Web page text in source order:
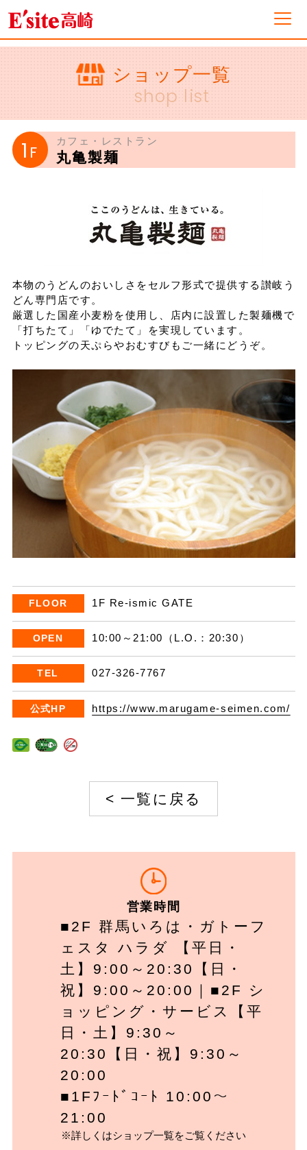
フロアガイド
ショップ一覧
イベント&ニュース
ショップニュース
採用情報
イベントスケジュール
よくある質問
お問い合わせ
出店募集
Select Language ▼
会社情報 個人情報保護方針
ショップ一覧
shop list
1 F
カフェ・レストラン
丸亀製麺
本物のうどんのおいしさをセルフ形式で提供する讃岐う
どん専門店です。
厳選した国産小麦粉を使用し、店内に設置した製麺機で
「打ちたて」「ゆでたて」を実現しています。
トッピングの天ぷらやおむすびもご一緒にどうぞ。
FLOOR 1F Re-ismic GATE
OPEN 10:00～21:00（L.O.：20:30）
TEL 027-326-7767
公式HP https://www.marugame-seimen.com/
< 一覧に戻る
営業時間
■2F 群馬いろは・ガトーフ
ェスタ ハラダ 【平日・
土】9:00～20:30【日・
祝】9:00～20:00｜■2F シ
ョッピング・サービス【平
日・土】9:30～
20:30【日・祝】9:30～
20:00
■1Fﾌｰﾄﾞｺｰﾄ 10:00～
21:00
※詳しくはショップ一覧をご覧ください